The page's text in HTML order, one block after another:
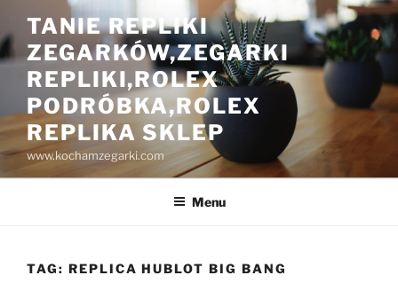
do
treści
TANIE REPLIKI
ZEGARKÓW,ZEGARKI
REPLIKI,ROLEX
PODRÓBKA,ROLEX
REPLIKA SKLEP
www.kochamzegarki.com
Menu
TAG: REPLICA HUBLOT BIG BANG